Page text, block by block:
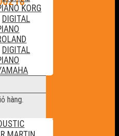
hàng.
KORG
DIGITAL
DIGITAL